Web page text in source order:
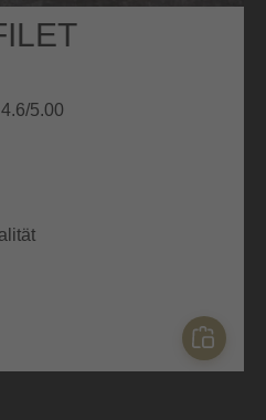
von 4.6 von 5 Sternen
5.00